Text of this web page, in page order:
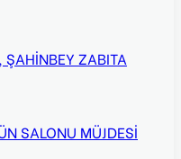
ŞAHİNBEY ZABITA
SALONU MÜJDESİ